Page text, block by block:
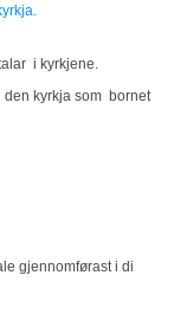
i kyrkjene.
den kyrkja som bornet
gjennomførast i di